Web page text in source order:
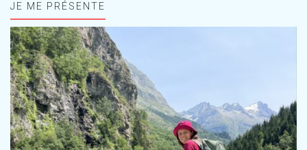
JE ME PRÉSENTE